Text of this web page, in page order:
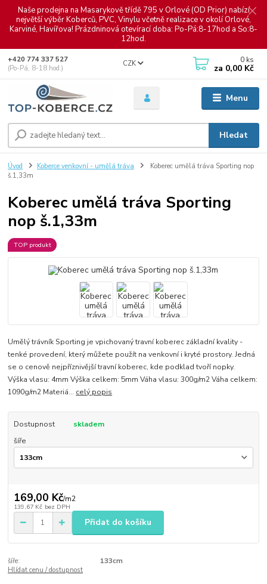
Naše prodejna na Masarykově třídě 795 v Orlové (OD Prior) nabízí
největší výběr Koberců, PVC, Vinylu včetně realizace v okolí Orlové,
Karviné, Havířova! Prázdninová otevírací doba: Po-Pá:8-17hod a So:8-
12hod.
Menu
CZK
Hledat
+420 774 337 527
(Po-Pá, 8-18 hod.)
0 ks
za 0,00 Kč
Úvod Koberce venkovní - umělá tráva
Koberec umělá tráva Sporting nop
š.1,33m
Koberec umělá tráva Sporting
nop š.1,33m
TOP produkt
Umělý trávník Sporting je vpichovaný travní koberec základní kvality -
tenké provedení, který můžete použít na venkovní i kryté prostory. Jedná
se o cenově nejpříznivější travní koberec, kde podklad tvoří nopky.
Výška vlasu: 4mm Výška celkem: 5mm Váha vlasu: 300g/m2 Váha celkem:
1090g/m2 Materiá... celý popis
Dostupnost
skladem
šíře
169,00 Kč/m2
139,67 Kč bez DPH
Přidat do košíku
šíře:
133cm
Hlídat cenu / dostupnost